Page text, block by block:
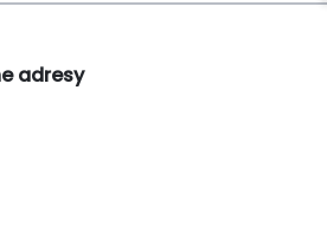
adresy